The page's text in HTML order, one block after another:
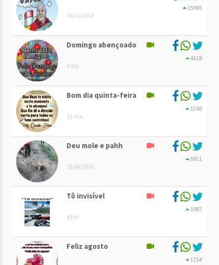
26/11/2014
15985
Domingo abençoado
9 Abr
4618
Bom dia quinta-feira
15 Jun
1248
Deu mole e pahh
18/06/2016
3911
Tô invisível
6 Fev
1987
Feliz agosto
1154